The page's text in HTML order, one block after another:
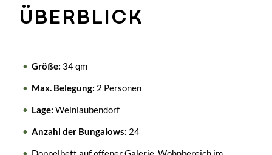
ÜBERBLICK
Größe: 34 qm
Max. Belegung: 2 Personen
Lage: Weinlaubendorf
Anzahl der Bungalows: 24